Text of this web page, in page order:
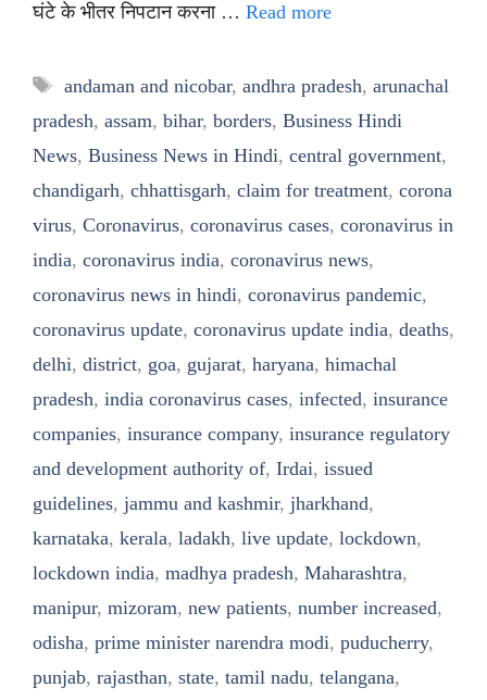
घंटे के भीतर निपटान करना … Read more
Tags
andaman and nicobar, andhra pradesh, arunachal
pradesh, assam, bihar, borders, Business Hindi
News, Business News in Hindi, central government,
chandigarh, chhattisgarh, claim for treatment, corona
virus, Coronavirus, coronavirus cases, coronavirus in
india, coronavirus india, coronavirus news,
coronavirus news in hindi, coronavirus pandemic,
coronavirus update, coronavirus update india, deaths,
delhi, district, goa, gujarat, haryana, himachal
pradesh, india coronavirus cases, infected, insurance
companies, insurance company, insurance regulatory
and development authority of, Irdai, issued
guidelines, jammu and kashmir, jharkhand,
karnataka, kerala, ladakh, live update, lockdown,
lockdown india, madhya pradesh, Maharashtra,
manipur, mizoram, new patients, number increased,
odisha, prime minister narendra modi, puducherry,
punjab, rajasthan, state, tamil nadu, telangana,